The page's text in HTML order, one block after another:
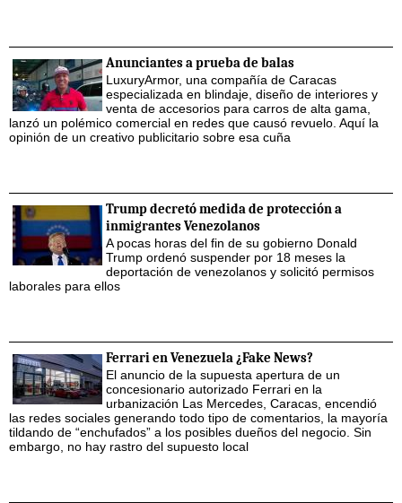
Anunciantes a prueba de balas
LuxuryArmor, una compañía de Caracas
especializada en blindaje, diseño de interiores y
venta de accesorios para carros de alta gama,
lanzó un polémico comercial en redes que causó revuelo. Aquí la
opinión de un creativo publicitario sobre esa cuña
Trump decretó medida de protección a
inmigrantes Venezolanos
A pocas horas del fin de su gobierno Donald
Trump ordenó suspender por 18 meses la
deportación de venezolanos y solicitó permisos
laborales para ellos
Ferrari en Venezuela ¿Fake News?
El anuncio de la supuesta apertura de un
concesionario autorizado Ferrari en la
urbanización Las Mercedes, Caracas, encendió
las redes sociales generando todo tipo de comentarios, la mayoría
tildando de “enchufados” a los posibles dueños del negocio. Sin
embargo, no hay rastro del supuesto local